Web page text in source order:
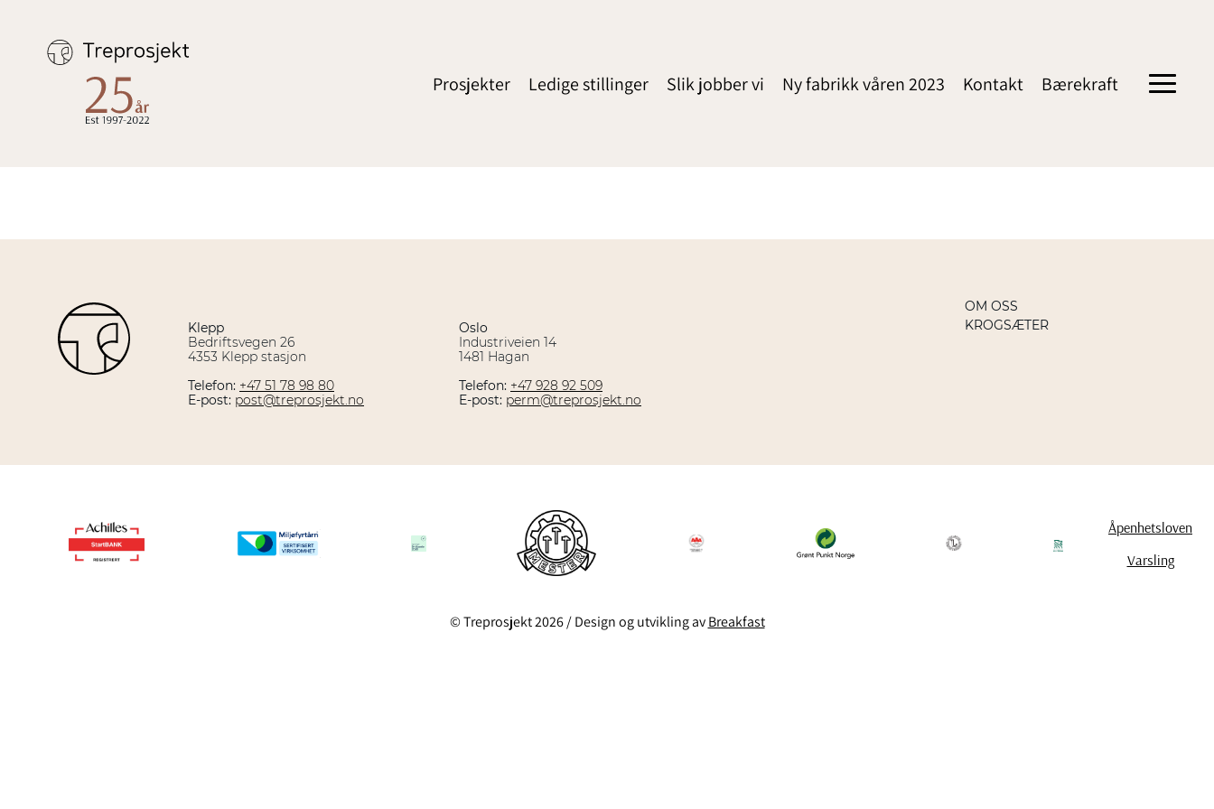
Prosjekter Ledige stillinger Slik jobber vi Ny fabrikk våren 2023 Kontakt Bærekraft
Toggle
Klepp
Bedriftsvegen 26
4353 Klepp stasjon
Telefon: +47 51 78 98 80
E-post: post@treprosjekt.no
Oslo
Industriveien 14
1481 Hagan
Telefon: +47 928 92 509
E-post: perm@treprosjekt.no
OM OSS
KROGSÆTER
Åpenhetsloven
Varsling
© Treprosjekt 2026 / Design og utvikling avBreakfast